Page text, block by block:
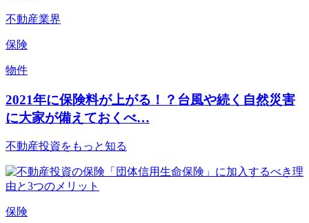
不動産業界
保険
物件
2021年に保険料が上がる！？台風や続く自然災害
に大家が備えておくべ…
不動産投資をもっと知る
保険